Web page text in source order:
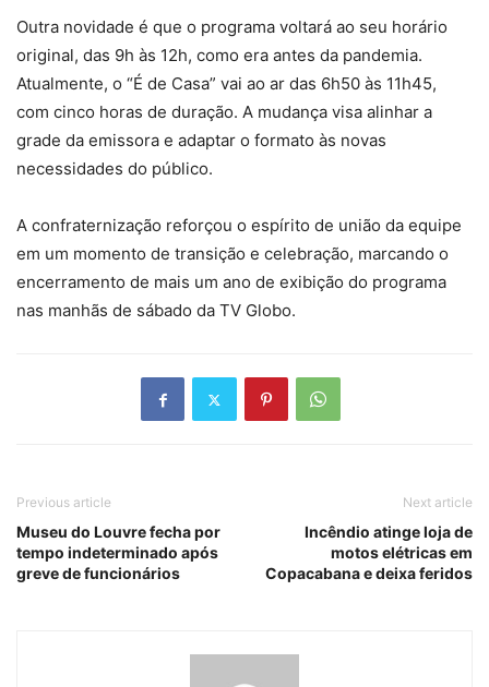
Outra novidade é que o programa voltará ao seu horário
original, das 9h às 12h, como era antes da pandemia.
Atualmente, o “É de Casa” vai ao ar das 6h50 às 11h45,
com cinco horas de duração. A mudança visa alinhar a
grade da emissora e adaptar o formato às novas
necessidades do público.
A confraternização reforçou o espírito de união da equipe
em um momento de transição e celebração, marcando o
encerramento de mais um ano de exibição do programa
nas manhãs de sábado da TV Globo.
Previous article
Museu do Louvre fecha por
tempo indeterminado após
greve de funcionários
Next article
Incêndio atinge loja de
motos elétricas em
Copacabana e deixa feridos